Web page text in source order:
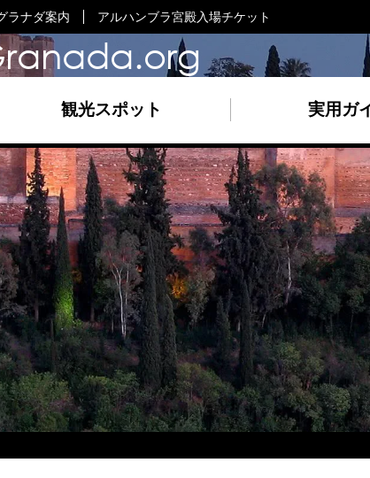
ラナダ案内 アルハンブラ宮殿入場チケット
観光スポット 実用ガ